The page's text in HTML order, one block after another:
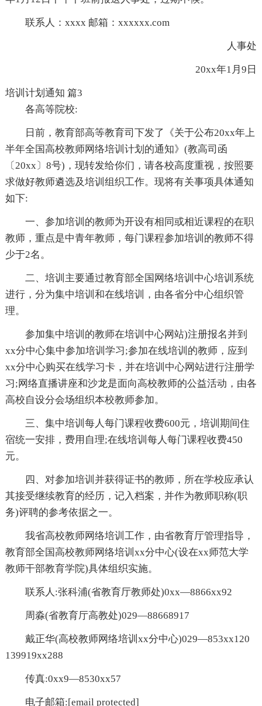
联系人：xxxx 邮箱：xxxxxx.com
人事处
20xx年1月9日
培训计划通知 篇3
各高等院校:
日前，教育部高等教育司下发了《关于公布20xx年上
半年全国高校教师网络培训计划的通知》(教高司函
〔20xx〕8号)，现转发给你们，请各校高度重视，按照要
求做好教师遴选及培训组织工作。现将有关事项具体通知
如下:
一、参加培训的教师为开设有相同或相近课程的在职
教师，重点是中青年教师，每门课程参加培训的教师不得
少于2名。
二、培训主要通过教育部全国网络培训中心培训系统
进行，分为集中培训和在线培训，由各省分中心组织管
理。
参加集中培训的教师在培训中心网站)注册报名并到
xx分中心集中参加培训学习;参加在线培训的教师，应到
xx分中心购买在线学习卡，并在培训中心网站进行注册学
习;网络直播讲座和沙龙是面向高校教师的公益活动，由各
高校自设分会场组织本校教师参加。
三、集中培训每人每门课程收费600元，培训期间住
宿统一安排，费用自理;在线培训每人每门课程收费450
元。
四、对参加培训并获得证书的教师，所在学校应承认
其接受继续教育的经历，记入档案，并作为教师职称(职
务)评聘的参考依据之一。
我省高校教师网络培训工作，由省教育厅管理指导，
教育部全国高校教师网络培训xx分中心(设在xx师范大学
教师干部教育学院)具体组织实施。
联系人:张科浦(省教育厅教师处)0xx—8866xx92
周淼(省教育厅高教处)029—88668917
戴正华(高校教师网络培训xx分中心)029—853xx120
139919xx288
传真:0xx9—8530xx57
电子邮箱:[email protected]